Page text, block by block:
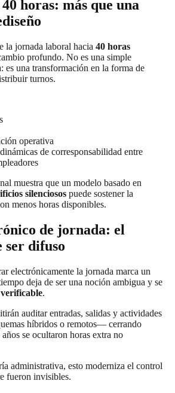
horas: más que una
la jornada laboral hacia 40 horas
profundo. No es una simple
es una transformación en la forma de
turnos.
operativa
de corresponsabilidad entre
muestra que un modelo basado en
silenciosos puede sostener la
menos horas disponibles.
de jornada: el
ser difuso
electrónicamente la jornada marca un
deja de ser una noción ambigua y se
.
auditar entradas, salidas y actividades
híbridos o remotos— cerrando
se ocultaron horas extra no
administrativa, esto moderniza el control
fueron invisibles.